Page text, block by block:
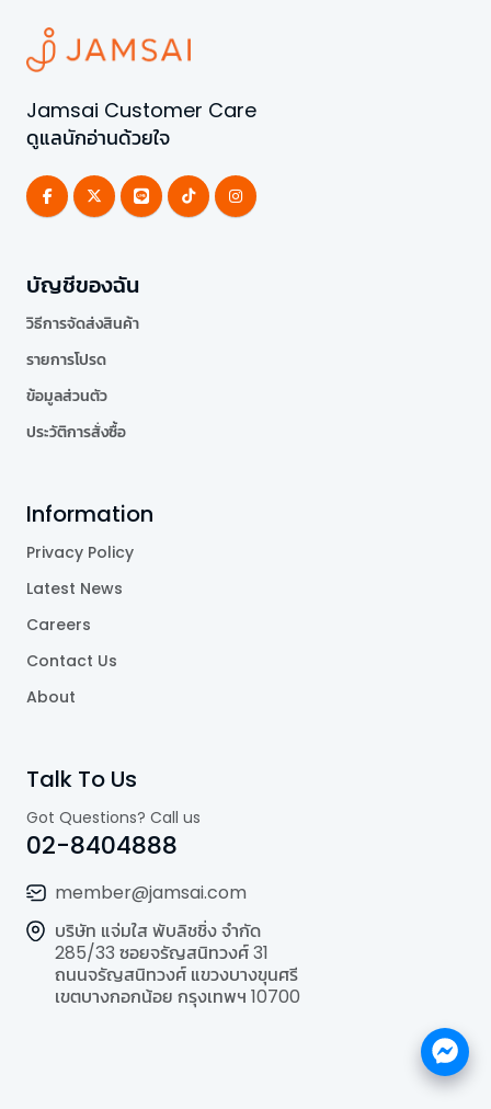
Jamsai Customer Care
ดูแลนักอ่านด้วยใจ
บัญชีของฉัน
วิธีการจัดส่งสินค้า
รายการโปรด
ข้อมูลส่วนตัว
ประวัติการสั่งซื้อ
Information
Privacy Policy
Latest News
Careers
Contact Us
About
Talk To Us
Got Questions? Call us
02-8404888
member@jamsai.com
บริษัท แจ่มใส พับลิชชิ่ง จำกัด
285/33 ซอยจรัญสนิทวงศ์ 31
ถนนจรัญสนิทวงศ์ แขวงบางขุนศรี
เขตบางกอกน้อย กรุงเทพฯ 10700